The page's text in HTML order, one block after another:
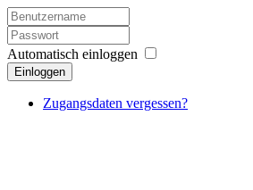
Automatisch einloggen
Einloggen
Zugangsdaten vergessen?